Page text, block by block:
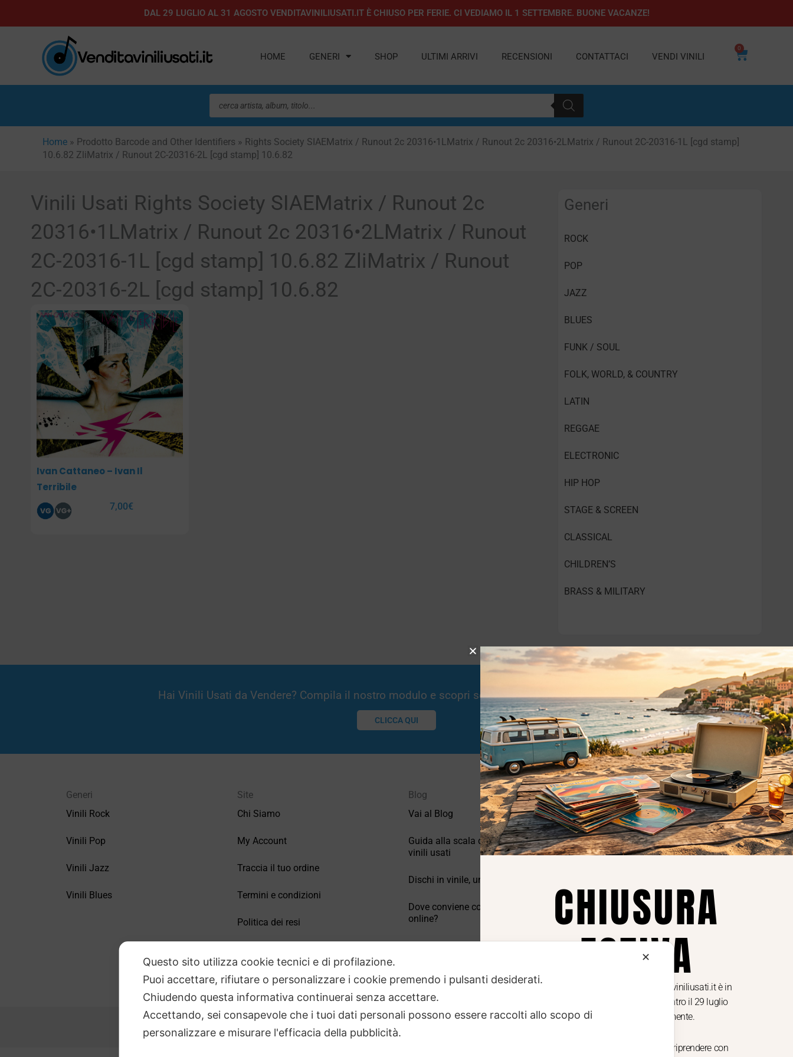
al
DAL 29 LUGLIO AL 31 AGOSTO VENDITAVINILIUSATI.IT È CHIUSO PER FERIE. CI VEDIAMO IL 1 SETTEMBRE. BUONE VACANZE!
HOME GENERI SHOP ULTIMI ARRIVI RECENSIONI CONTATTACI VENDI VINILI
0
Carrello
Ricerca
prodotti
Home » Prodotto Barcode and Other Identifiers » Rights Society SIAEMatrix / Runout 2c 20316•1LMatrix / Runout 2c 20316•2LMatrix / Runout 2C-20316-1L [cgd stamp]
10.6.82 ZliMatrix / Runout 2C-20316-2L [cgd stamp] 10.6.82
Vinili Usati Rights Society SIAEMatrix / Runout 2c
20316•1LMatrix / Runout 2c 20316•2LMatrix / Runout
2C-20316-1L [cgd stamp] 10.6.82 ZliMatrix / Runout
2C-20316-2L [cgd stamp] 10.6.82
Ivan Cattaneo – Ivan Il
Terribile
7,00€
Generi
ROCK
POP
JAZZ
BLUES
FUNK / SOUL
FOLK, WORLD, & COUNTRY
LATIN
REGGAE
ELECTRONIC
HIP HOP
STAGE & SCREEN
CLASSICAL
CHILDREN’S
BRASS & MILITARY
Hai Vinili Usati da Vendere? Compila il nostro modulo e scopri se potremmo essere interessati!
CLICCA QUI
Generi
Vinili Rock
Vinili Pop
Vinili Jazz
Vinili Blues
Site
Chi Siamo
My Account
Traccia il tuo ordine
Termini e condizioni
Politica dei resi
Blog
Vai al Blog
Guida alla scala di valutazione dei
vinili usati
Dischi in vinile, un po’ di storia.
Dove conviene comprare vinili
online?
Privacy
Privacy Policy
Cookie Policy (UE)
✕
Questo sito utilizza cookie tecnici e di profilazione.
Puoi accettare, rifiutare o personalizzare i cookie premendo i pulsanti desiderati.
Chiudendo questa informativa continuerai senza accettare.
Accettando, sei consapevole che i tuoi dati personali possono essere raccolti allo scopo di
personalizzare e misurare l'efficacia della pubblicità.
CHIUSURA
ESTIVA
Dal 29 luglio al 31 agosto venditaviniliusati.it è in
pausa estiva. Gli ordini ricevuti entro il 29 luglio
saranno spediti regolarmente.
Torniamo il 1 settembre, pronti a riprendere con